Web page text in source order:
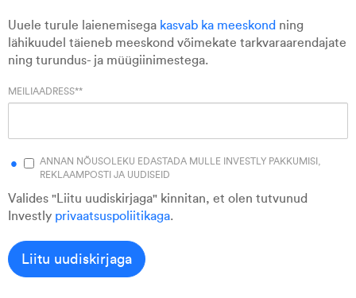
Uuele turule laienemisega kasvab ka meeskond ning
lähikuudel täieneb meeskond võimekate tarkvaraarendajate
ning turundus- ja müügiinimestega.
MEILIAADRESS**
ANNAN NÕUSOLEKU EDASTADA MULLE INVESTLY PAKKUMISI,
REKLAAMPOSTI JA UUDISEID
Valides "Liitu uudiskirjaga" kinnitan, et olen tutvunud
Investly privaatsuspoliitikaga.